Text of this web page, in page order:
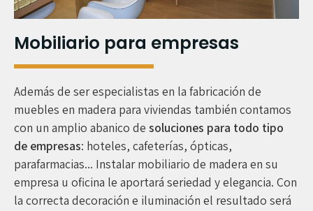
Mobiliario para empresas
Además de ser especialistas en la fabricación de
muebles en madera para viviendas también contamos
con un amplio abanico desoluciones para todo tipo
de empresas: hoteles, cafeterías, ópticas,
parafarmacias... Instalar mobiliario de madera en su
empresa u oficina le aportará seriedad y elegancia. Con
la correcta decoración e iluminación el resultado será